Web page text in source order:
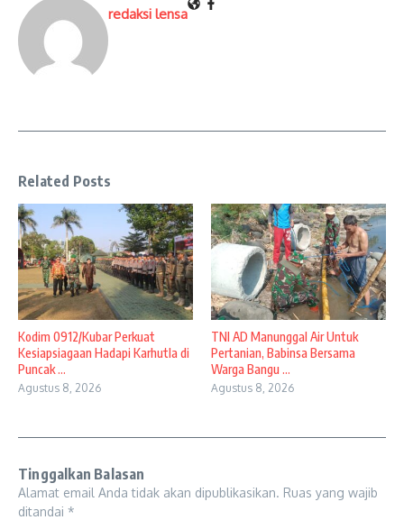
redaksi lensa
Related Posts
Kodim 0912/Kubar Perkuat
Kesiapsiagaan Hadapi Karhutla di
Puncak ...
Agustus 8, 2026
TNI AD Manunggal Air Untuk
Pertanian, Babinsa Bersama
Warga Bangu ...
Agustus 8, 2026
Tinggalkan Balasan
Alamat email Anda tidak akan dipublikasikan. Ruas yang wajib
ditandai *